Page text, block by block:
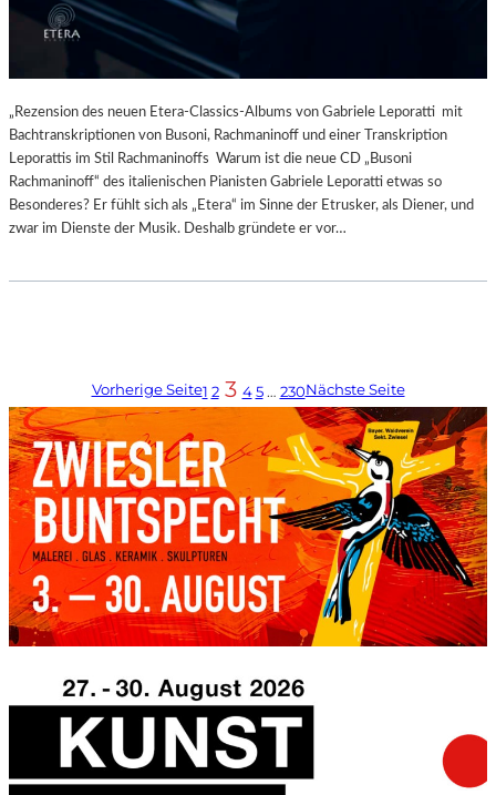
„Rezension des neuen Etera-Classics-Albums von Gabriele Leporatti mit
Bachtranskriptionen von Busoni, Rachmaninoff und einer Transkription
Leporattis im Stil Rachmaninoffs Warum ist die neue CD „Busoni
Rachmaninoff“ des italienischen Pianisten Gabriele Leporatti etwas so
Besonderes? Er fühlt sich als „Etera“ im Sinne der Etrusker, als Diener, und
zwar im Dienste der Musik. Deshalb gründete er vor…
Vorherige Seite1 2 3 4 5 … 230Nächste Seite